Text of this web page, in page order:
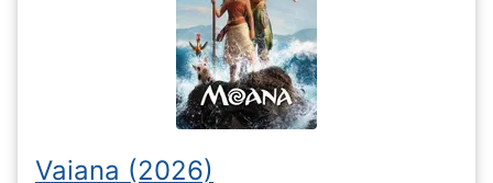
Vaiana (2026)